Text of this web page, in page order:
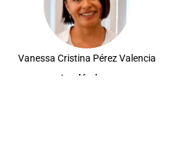
Vanessa Cristina Pérez Valencia
Académique